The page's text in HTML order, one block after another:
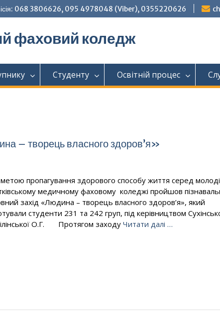
068 3806626, 095 4978048 (Viber), 0355220626
фаховий коледж
Студенту Освітній процес
– творець власного здоров’я»
пропагування здорового способу життя серед
медичному фаховому коледжі пройшов
захід «Людина – творець власного здоров’я», який
студенти 231 та 242 груп, під керівництвом
О.Г. Протягом заходу Читати далі …